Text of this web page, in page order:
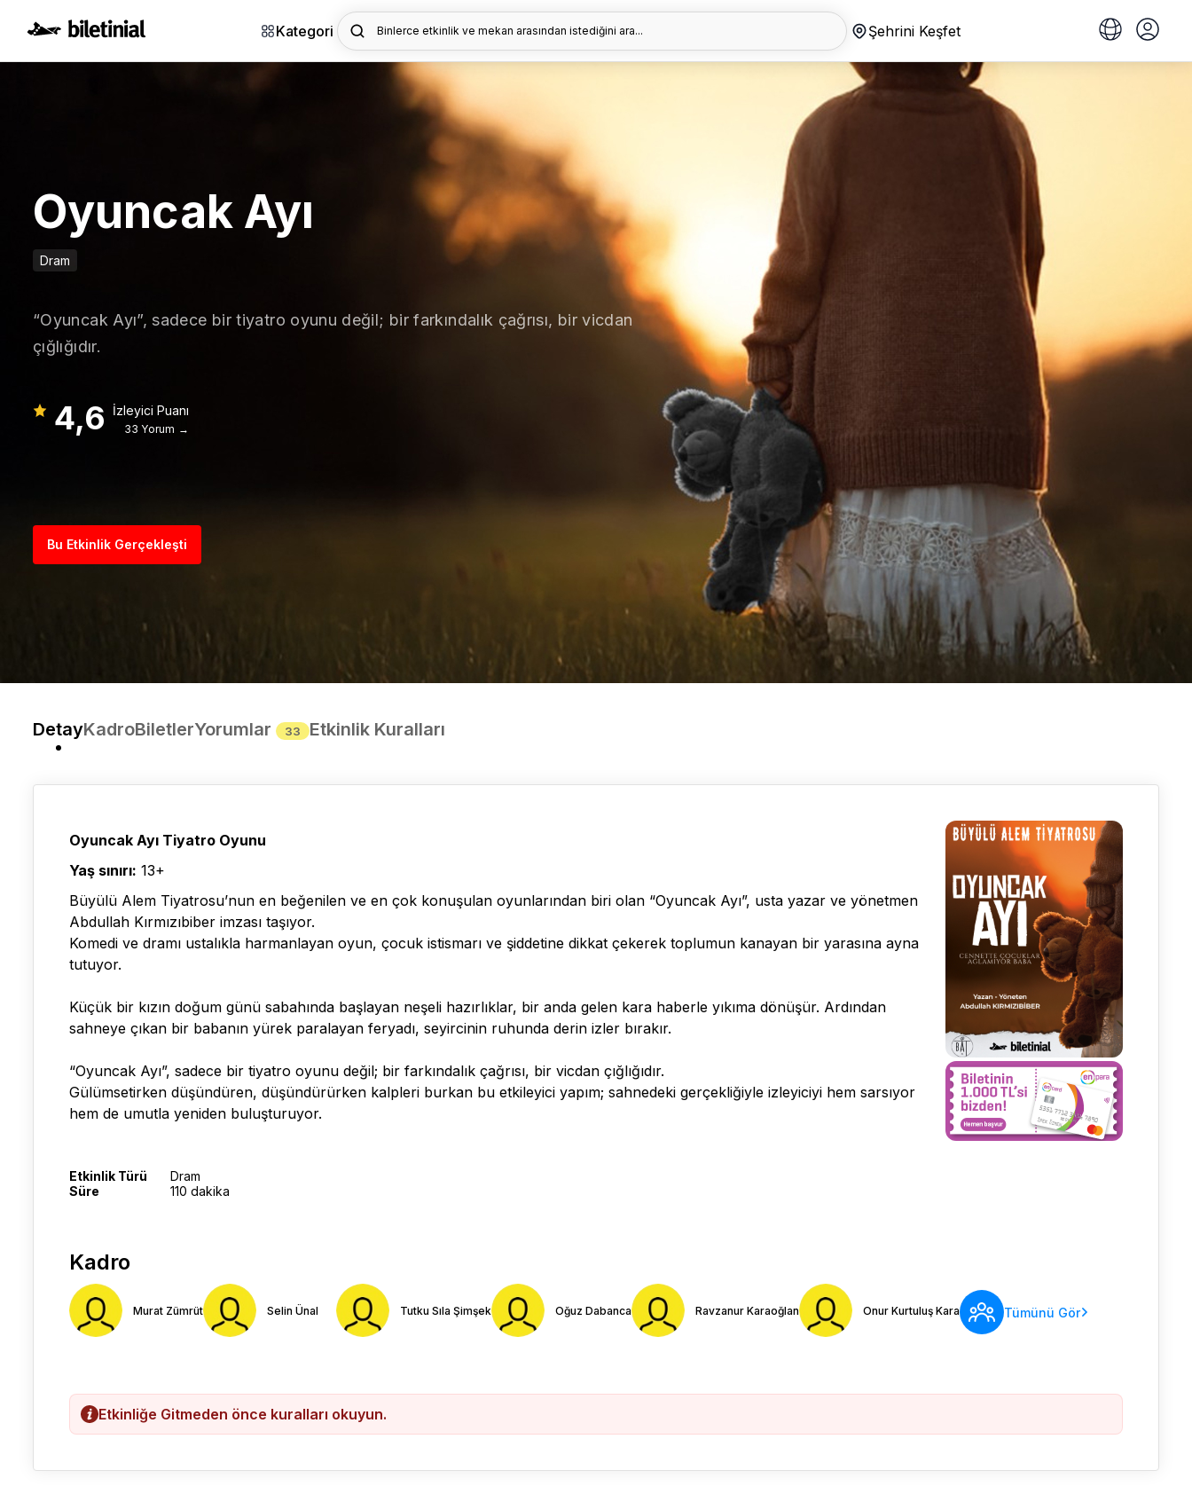
Kategori Binlerce etkinlik ve mekan arasından istediğini ara... Şehrini Keşfet
Oyuncak Ayı
Dram
“Oyuncak Ayı”, sadece bir tiyatro oyunu değil; bir farkındalık çağrısı, bir vicdan
çığlığıdır.
4,6 İzleyici Puanı
33 Yorum →
Bu Etkinlik Gerçekleşti
DetayKadroBiletlerYorumlar 33 Etkinlik Kuralları
Oyuncak Ayı Tiyatro Oyunu
Yaş sınırı: 13+
Büyülü Alem Tiyatrosu’nun en beğenilen ve en çok konuşulan oyunlarından biri olan “Oyuncak Ayı”, usta yazar ve yönetmen
Abdullah Kırmızıbiber imzası taşıyor.
Komedi ve dramı ustalıkla harmanlayan oyun, çocuk istismarı ve şiddetine dikkat çekerek toplumun kanayan bir yarasına ayna
tutuyor.
Küçük bir kızın doğum günü sabahında başlayan neşeli hazırlıklar, bir anda gelen kara haberle yıkıma dönüşür. Ardından
sahneye çıkan bir babanın yürek paralayan feryadı, seyircinin ruhunda derin izler bırakır.
“Oyuncak Ayı”, sadece bir tiyatro oyunu değil; bir farkındalık çağrısı, bir vicdan çığlığıdır.
Gülümsetirken düşündüren, düşündürürken kalpleri burkan bu etkileyici yapım; sahnedeki gerçekliğiyle izleyiciyi hem sarsıyor
hem de umutla yeniden buluşturuyor.
Etkinlik Türü
Dram
Süre
110 dakika
Kadro
Murat Zümrüt Selin Ünal Tutku Sıla Şimşek Oğuz Dabanca Ravzanur Karaoğlan Onur Kurtuluş Kara Tümünü Gör
Etkinliğe Gitmeden önce kuralları okuyun.